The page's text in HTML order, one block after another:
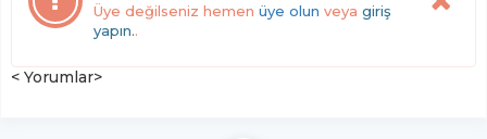
Üye değilseniz hemen üye olun veya giriş
yapın..
< Yorumlar>